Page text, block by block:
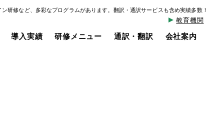
研修など、多彩なプログラムがあります。翻訳・通訳サービスも含め実績多数！
導入実績 研修メニュー 通訳・翻訳 会社案内
教育機関